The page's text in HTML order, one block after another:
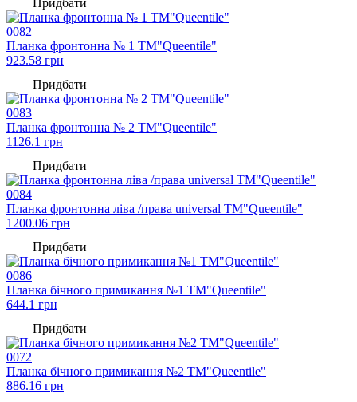
Придбати
0082
Планка фронтонна № 1 TM"Queentile"
923.58 грн
Придбати
0083
Планка фронтонна № 2 TM"Queentile"
1126.1 грн
Придбати
0084
Планка фронтонна ліва /права universal TM"Queentile"
1200.06 грн
Придбати
0086
Планка бічного примикання №1 TM"Queentile"
644.1 грн
Придбати
0072
Планка бічного примикання №2 TM"Queentile"
886.16 грн